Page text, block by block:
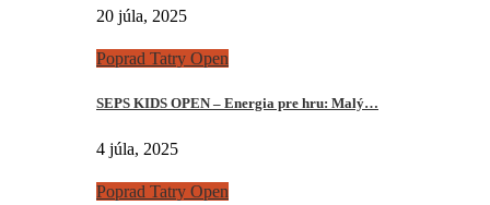
20 júla, 2025
Poprad Tatry Open
SEPS KIDS OPEN – Energia pre hru: Malý…
4 júla, 2025
Poprad Tatry Open